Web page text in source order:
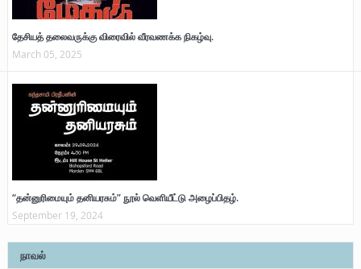
தேசியத் தலைவருக்கு விரைவில் வீரவணக்க நிகழ்வு.
March 05, 2025
“தன்னுரிமையும் தனியரசும்” நூல் வெளியீட்டு அழைப்பிதழ்.
September 19, 2024
நாவல்